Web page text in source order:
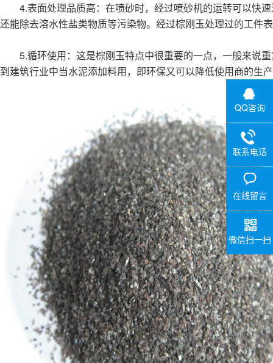
4.表面处理品质高：在喷砂时，经过喷砂机的运转可以快
还能除去溶水性盐类物质等污染物。经过棕刚玉处理过的工件
5.循环使用：这是棕刚玉特点中很重要的一点，一般来说
到建筑行业中当水泥添加料用，即环保又可以降低使用商的生
QQ咨询
联系电话
在线留言
微信扫一扫